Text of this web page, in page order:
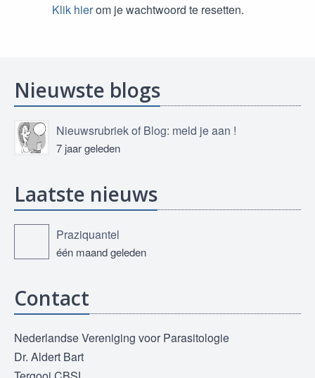
Klik hierom je wachtwoord te resetten.
Nieuwste blogs
Nieuwsrubriek of Blog: meld je aan !
7 jaar geleden
Laatste nieuws
Praziquantel
één maand geleden
Contact
Nederlandse Vereniging voor Parasitologie
Dr. Aldert Bart